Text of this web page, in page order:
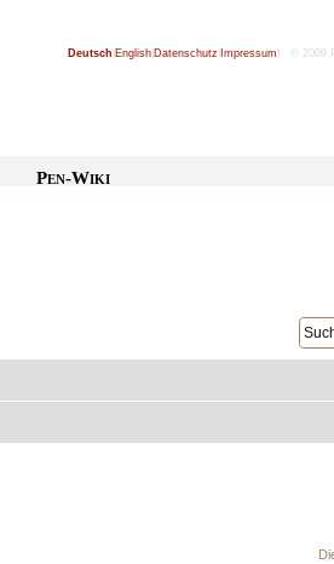
Deutsch English Datenschutz Impressum | © 2009
Pen-Wiki